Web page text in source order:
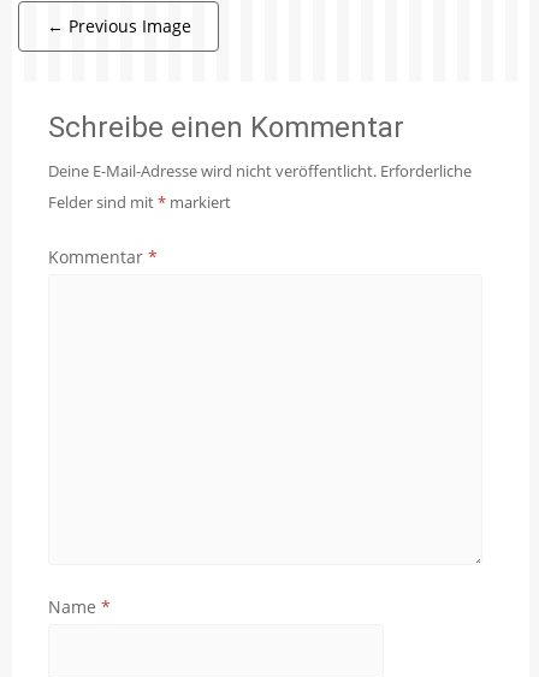
← Previous Image
Schreibe einen Kommentar
Deine E-Mail-Adresse wird nicht veröffentlicht. Erforderliche
Felder sind mit* markiert
Kommentar *
Name *